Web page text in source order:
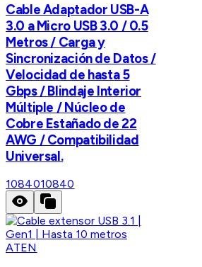
Cable Adaptador USB-A
3.0 a Micro USB 3.0 / 0.5
Metros / Carga y
Sincronización de Datos /
Velocidad de hasta 5
Gbps / Blindaje Interior
Múltiple / Núcleo de
Cobre Estañado de 22
AWG / Compatibilidad
Universal.
1084010840
ATEN